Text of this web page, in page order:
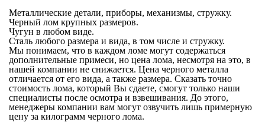
Металлические детали, приборы, механизмы, стружку.
Черный лом крупных размеров.
Чугун в любом виде.
Сталь любого размера и вида, в том числе и стружку.
Мы понимаем, что в каждом ломе могут содержаться
дополнительные примеси, но цена лома, несмотря на это, в
нашей компании не снижается. Цена черного металла
отличается от его вида, а также размера. Сказать точно
стоимость лома, который Вы сдаете, смогут только наши
специалисты после осмотра и взвешивания. До этого,
менеджеры компании вам могут озвучить лишь примерную
цену за килограмм черного лома.